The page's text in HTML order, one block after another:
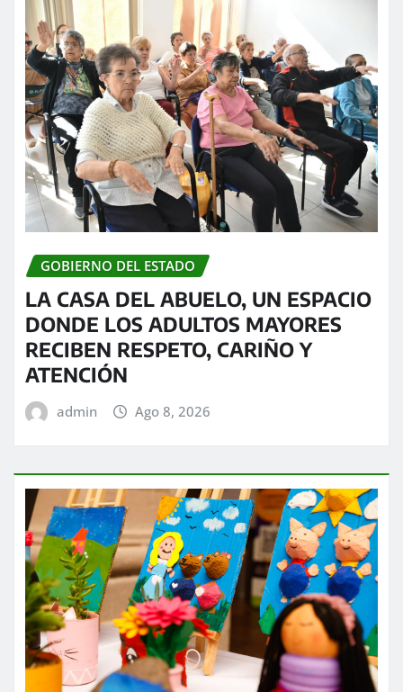
GOBIERNO DEL ESTADO
LA CASA DEL ABUELO, UN ESPACIO
DONDE LOS ADULTOS MAYORES
RECIBEN RESPETO, CARIÑO Y
ATENCIÓN
admin Ago 8, 2026